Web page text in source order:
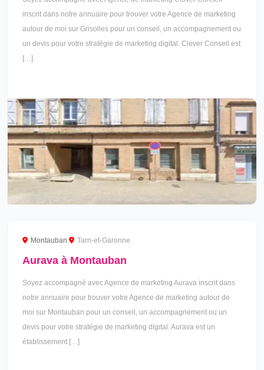
inscrit dans notre annuaire pour trouver votre Agence de marketing
autour de moi sur Grisolles pour un conseil, un accompagnement ou
un devis pour votre stratégie de marketing digital. Clover Conseil est
[…]
Montauban Tarn-et-Garonne
Aurava à Montauban
Soyez accompagné avec Agence de marketing Aurava inscrit dans
notre annuaire pour trouver votre Agence de marketing autour de
moi sur Montauban pour un conseil, un accompagnement ou un
devis pour votre stratégie de marketing digital. Aurava est un
établissement […]